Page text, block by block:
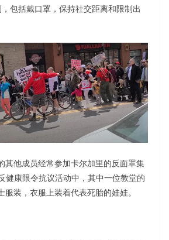
包括戴口罩，保持社交距离和限制出
其他成员经常参加卡尔加里的反面罩集
健康限令抗议活动中，其中一位教堂的
服装，衣服上装着代表死胎的娃娃。